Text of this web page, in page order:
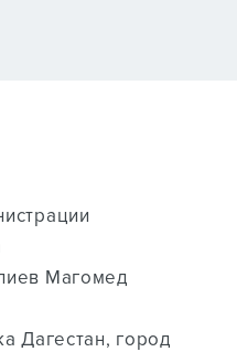
Магомед
Дагестан, город